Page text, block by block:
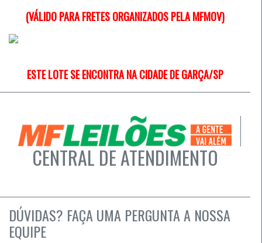
(VÁLIDO PARA FRETES ORGANIZADOS PELA MFMOV)
ESTE LOTE SE ENCONTRA NA CIDADE DE GARÇA/SP
CENTRAL DE ATENDIMENTO
DÚVIDAS? FAÇA UMA PERGUNTA A NOSSA
EQUIPE